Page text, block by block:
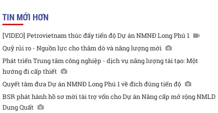
TIN MỚI HƠN
[VIDEO] Petrovietnam thúc đẩy tiến độ Dự án NMNĐ Long Phú 1
Quỹ rủi ro - Nguồn lực cho thăm dò và năng lượng mới
Phát triển Trung tâm công nghiệp - dịch vụ năng lượng tái tạo: Một
hướng đi cấp thiết
Quyết tâm đưa Dự án NMNĐ Long Phú 1 về đích đúng tiến độ
BSR phát hành hồ sơ mời tài trợ vốn cho Dự án Nâng cấp mở rộng NMLD
Dung Quất